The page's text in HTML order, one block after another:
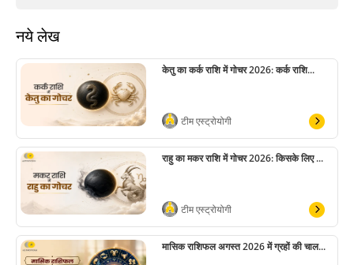
नये लेख
केतु का कर्क राशि में गोचर 2026: कर्क राशि...
टीम एस्ट्रोयोगी
राहु का मकर राशि में गोचर 2026: किसके लिए ...
टीम एस्ट्रोयोगी
मासिक राशिफल अगस्त 2026 में ग्रहों की चाल...